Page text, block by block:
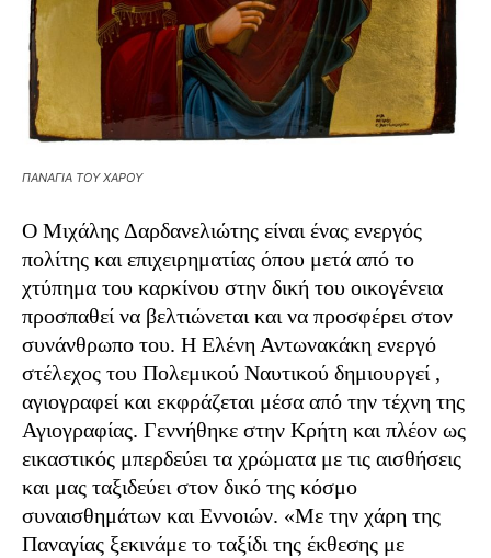
ΠΑΝΑΓΙΑ ΤΟΥ ΧΑΡΟΥ
Ο Μιχάλης Δαρδανελιώτης είναι ένας ενεργός
πολίτης και επιχειρηματίας όπου μετά από το
χτύπημα του καρκίνου στην δική του οικογένεια
προσπαθεί να βελτιώνεται και να προσφέρει στον
συνάνθρωπο του. Η Ελένη Αντωνακάκη ενεργό
στέλεχος του Πολεμικού Ναυτικού δημιουργεί ,
αγιογραφεί και εκφράζεται μέσα από την τέχνη της
Αγιογραφίας. Γεννήθηκε στην Κρήτη και πλέον ως
εικαστικός μπερδεύει τα χρώματα με τις αισθήσεις
και μας ταξιδεύει στον δικό της κόσμο
συναισθημάτων και Εννοιών. «Με την χάρη της
Παναγίας ξεκινάμε το ταξίδι της έκθεσης με